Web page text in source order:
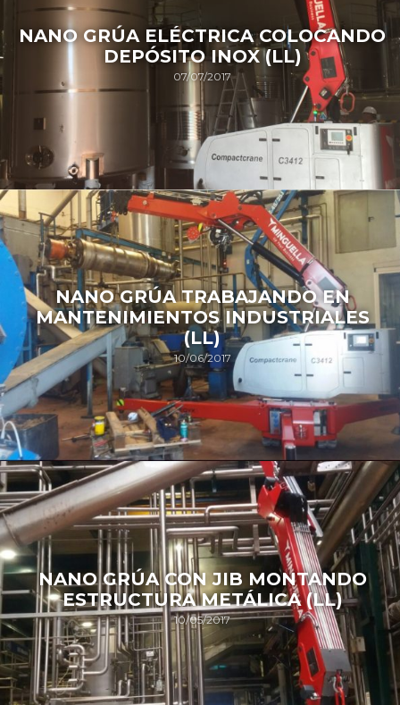
NANO GRÚA ELÉCTRICA COLOCANDO
DEPÓSITO INOX (LL)
07/07/2017
NANO GRÚA TRABAJANDO EN
MANTENIMIENTOS INDUSTRIALES
(LL)
10/06/2017
NANO GRÚA CON JIB MONTANDO
ESTRUCTURA METÁLICA (LL)
10/05/2017